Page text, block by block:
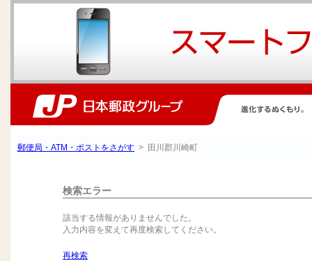
郵便局・ATM・ポストをさがす > 田川郡川崎町
検索エラー
該当する情報がありませんでした。
入力内容を変えて再度検索してください。
再検索